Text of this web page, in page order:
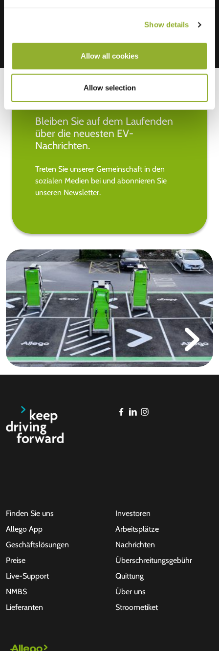
Show details
Allow all cookies
Allow selection
Bleiben Sie auf dem Laufenden
über die neuesten EV-
Nachrichten.
Treten Sie unserer Gemeinschaft in den
sozialen Medien bei und abonnieren Sie
unseren Newsletter.
Finden Sie uns
Allego App
Geschäftslösungen
Preise
Live-Support
NMBS
Lieferanten
Investoren
Arbeitsplätze
Nachrichten
Überschreitungsgebühr
Quittung
Über uns
Stroometiket